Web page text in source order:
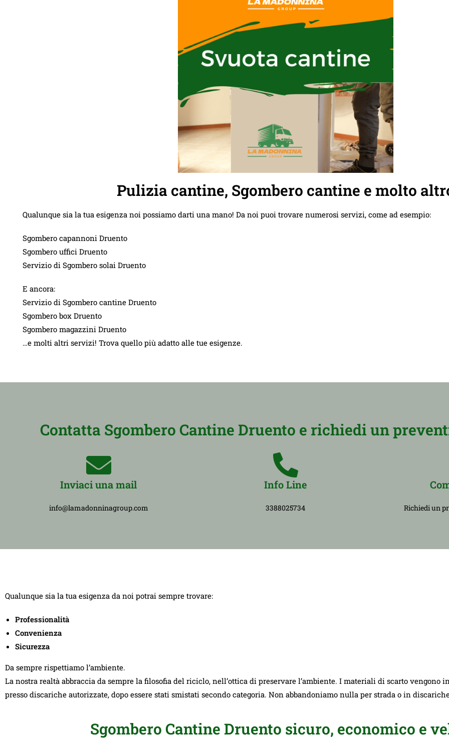
Pulizia cantine, Sgombero cantine e molto
Qualunque sia la tua esigenza noi possiamo darti una mano! Da noi puoi trovare numerosi servizi, come ad esempio:
Sgombero capannoni Druento
Sgombero uffici Druento
Servizio di Sgombero solai Druento
E ancora:
Servizio di Sgombero cantine Druento
Sgombero box Druento
Sgombero magazzini Druento
…e molti altri servizi! Trova quello più adatto alle tue esigenze.
Contatta Sgombero Cantine Druento e richiedi un
Inviaci una mail
info@lamadonninagroup.com
Info Line
3388025734 Richiedi un
Qualunque sia la tua esigenza da noi potrai sempre trovare:
Professionalità
Convenienza
Sicurezza
Da sempre rispettiamo l’ambiente.
La nostra realtà abbraccia da sempre la filosofia del riciclo, nell’ottica di preservare l’ambiente. I materiali di scarto vengono
presso discariche autorizzate, dopo essere stati smistati secondo categoria. Non abbandoniamo nulla per strada o in
Sgombero Cantine Druento sicuro, economico e